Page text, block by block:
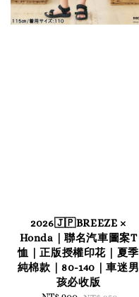
2026🇯🇵BREEZE ×
Honda｜聯名汽車圖案T
恤｜正版授權印花｜夏季
純棉款｜80-140｜車迷男
孩必收版